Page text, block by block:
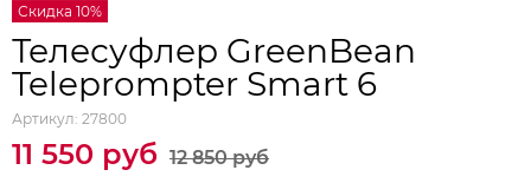
Скидка 10%
Телесуфлер GreenBean
Teleprompter Smart 6
Артикул: 27800
11 550 руб 12 850 руб